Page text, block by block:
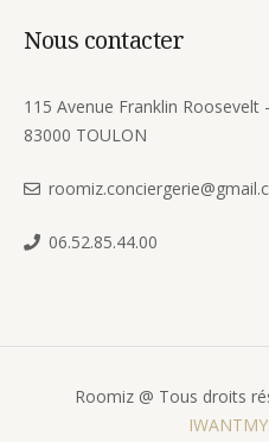
Nous contacter
115 Avenue Franklin Roosevelt
83000 TOULON
06.52.85.44.00
Roomiz @ Tous droits